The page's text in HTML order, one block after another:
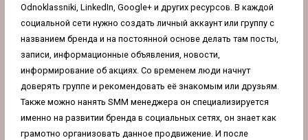
Odnoklassniki, LinkedIn, Google+ и других ресурсов. В каждой
социальной сети нужно создать личный аккаунт или группу с
названием бренда и на постоянной основе делать там посты,
записи, информационные объявления, новости,
информирование об акциях. Со временем люди начнут
доверять группе и рекомендовать её знакомым или друзьям.
Также можно нанять SMM менеджера он специализируется
именно на развитии бренда в социальных сетях, он знает как
грамотно организовать данное продвижение. И после